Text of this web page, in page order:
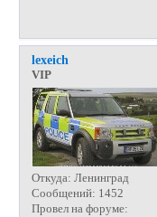
lexeich
VIP
Откуда: Ленинград
Сообщений: 1452
Провел на форуме: